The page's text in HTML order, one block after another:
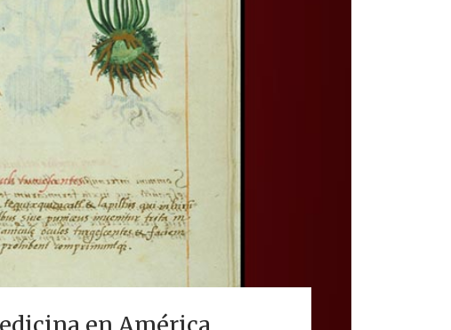
en América